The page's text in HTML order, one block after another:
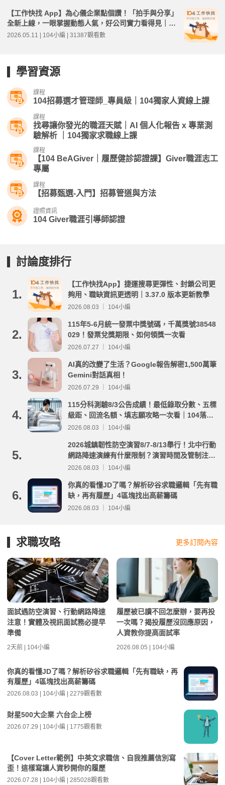
【工作快找 App】為心儀企業點個讚！「拍手與分享」
全新上線，一眼掌握動態人氣，好公司實力看得見｜3.
33.0 版本更新教學
2026.05.11 | 104小編 | 31387觀看數
學習資源
課程
104招募選才管理師_專員級｜104獨家人資線上課
課程
找尋讓你發光的職涯天賦｜AI 個人化報告 x 專業測
驗解析 ｜104獨家求職線上課
課程
【104 BeAGiver｜履歷健診認證課】Giver職涯志工
專屬
課程
【招募甄選-入門】招募管道與方法
證照資訊
104 Giver職涯引導師認證
討論度排行
1.
【工作快找App】捷運搜尋更彈性、封鎖公司更
夠用、職缺資訊更透明｜3.37.0 版本更新教學
2026.08.03 ｜ 104小編
2.
115年5-6月統一發票中獎號碼，千萬獎號38548
029！發票兌獎期限、如何領獎一次看
2026.07.27 ｜ 104小編
3.
AI真的改變了生活？Google報告解密1,500萬筆
Gemini對話真相！
2026.07.29 ｜ 104小編
4.
115分科測驗8/3公告成績！最低錄取分數、五標
級距、回流名額、填志願攻略一次看｜104落點
分析
2026.08.03 ｜ 104小編
5.
2026城鎮韌性防空演習8/7-8/13舉行！北中行動
網路降速演練有什麼限制？演習時間及管制注意
事項整理
2026.08.03 ｜ 104小編
6.
你真的看懂JD了嗎？解析矽谷求職邏輯「先有職
缺，再有履歷」4區塊找出高薪籌碼
2026.08.03 ｜ 104小編
求職攻略 更多訂閱內容
面試遇防空演習、行動網路降速
注意！實體及視訊面試務必提早
準備
2天前 | 104小編
履歷被已讀不回怎麼辦，要再投
一次嗎？揭投履歷沒回應原因，
人資教你提高面試率
2026.08.05 | 104小編
你真的看懂JD了嗎？解析矽谷求職邏輯「先有職缺，再
有履歷」4區塊找出高薪籌碼
2026.08.03 | 104小編 | 2279觀看數
財星500大企業 六台企上榜
2026.07.29 | 104小編 | 1775觀看數
【Cover Letter範例】中英文求職信、自我推薦信別寫
歪！這樣寫讓人資秒開你的履歷
2026.07.28 | 104小編 | 285028觀看數